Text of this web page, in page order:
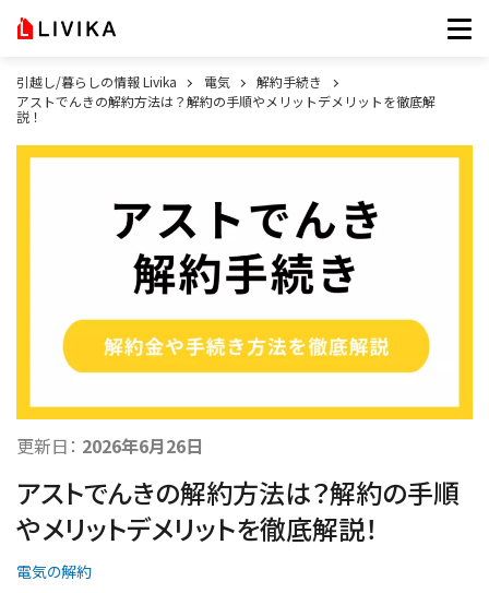
引越し/暮らしの情報 Livika 電気
解約手続き
アストでんきの解約方法は？解約の手順やメリットデメリットを徹底解
説！
更新日： 2026年6月26日
アストでんきの解約方法は？解約の手順
やメリットデメリットを徹底解説！
電気の解約